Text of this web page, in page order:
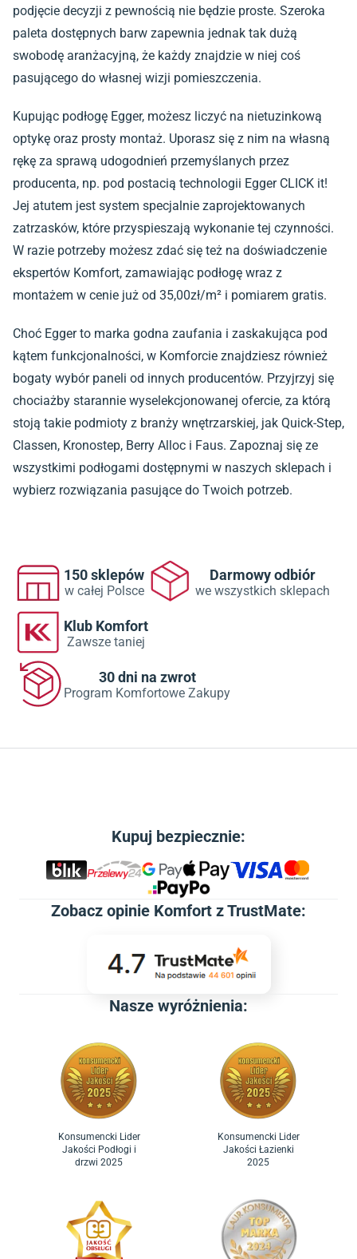
podjęcie decyzji z pewnością nie będzie proste. Szeroka
paleta dostępnych barw zapewnia jednak tak dużą
swobodę aranżacyjną, że każdy znajdzie w niej coś
pasującego do własnej wizji pomieszczenia.
Kupując podłogę Egger, możesz liczyć na nietuzinkową
optykę oraz prosty montaż. Uporasz się z nim na własną
rękę za sprawą udogodnień przemyślanych przez
producenta, np. pod postacią technologii Egger CLICK it!
Jej atutem jest system specjalnie zaprojektowanych
zatrzasków, które przyspieszają wykonanie tej czynności.
W razie potrzeby możesz zdać się też na doświadczenie
ekspertów Komfort, zamawiając podłogę wraz z
montażem w cenie już od 35,00zł/m² i pomiarem gratis.
Choć Egger to marka godna zaufania i zaskakująca pod
kątem funkcjonalności, w Komforcie znajdziesz również
bogaty wybór paneli od innych producentów. Przyjrzyj się
chociażby starannie wyselekcjonowanej ofercie, za którą
stoją takie podmioty z branży wnętrzarskiej, jak Quick-Step,
Classen, Kronostep, Berry Alloc i Faus. Zapoznaj się ze
wszystkimi podłogami dostępnymi w naszych sklepach i
wybierz rozwiązania pasujące do Twoich potrzeb.
150 sklepów
w całej Polsce
Darmowy odbiór
we wszystkich sklepach
Klub Komfort
Zawsze taniej
30 dni na zwrot
Program Komfortowe Zakupy
Kupuj bezpiecznie:
Zobacz opinie Komfort z TrustMate:
Nasze wyróżnienia:
Konsumencki Lider
Jakości Podłogi i
drzwi 2025
Konsumencki Lider
Jakości Łazienki
2025